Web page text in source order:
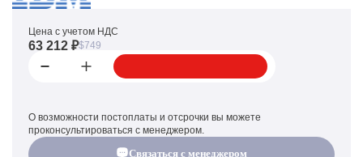
Цена с учетом НДС
63 212 ₽$749
О возможности постоплаты и отсрочки вы можете
проконсультироваться с менеджером.
Связаться с менеджером